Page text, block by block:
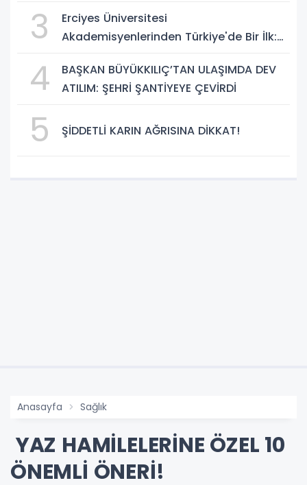
3
Erciyes Üniversitesi
Akademisyenlerinden Türkiye'de Bir İlk:
Yapay Zekâ Dönemi
4
BAŞKAN BÜYÜKKILIÇ’TAN ULAŞIMDA DEV
ATILIM: ŞEHRİ ŞANTİYEYE ÇEVİRDİ
5 ŞİDDETLİ KARIN AĞRISINA DİKKAT!
Anasayfa Sağlık
YAZ HAMİLELERİNE ÖZEL 10
ÖNEMLİ ÖNERİ!